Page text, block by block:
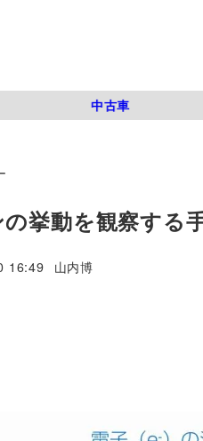
中古車
挙動を観察する
16:49
著
山内博